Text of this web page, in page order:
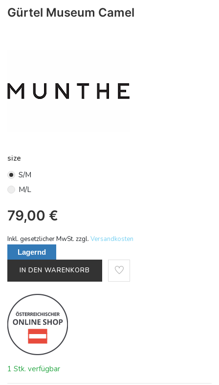
Gürtel Museum Camel
size
S/M
M/L
79,00 €
Inkl. gesetzlicher MwSt. zzgl. Versandkosten
Lagernd
IN DEN WARENKORB
1 Stk. verfügbar